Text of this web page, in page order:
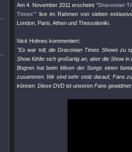
Am 4. November 2011 erscheint"Draconian
Times'" live im Rahmen von sieben
London, Paris, Athen und Thessaloniki.
Nick Holmes kommentiert:
"Es war toll, die Draconian Times Shows zu
Show fühlte sich großartig an, aber die Show
Bogren hat beim Mixen der Songs einen
zusammen. Wir sind sehr stolz darauf, Fans
können. Diese DVD ist unseren Fans